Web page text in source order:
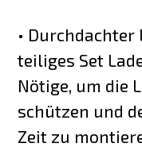
• Durchdachter
teiliges Set
Nötige, um die
schützen und
Zeit zu